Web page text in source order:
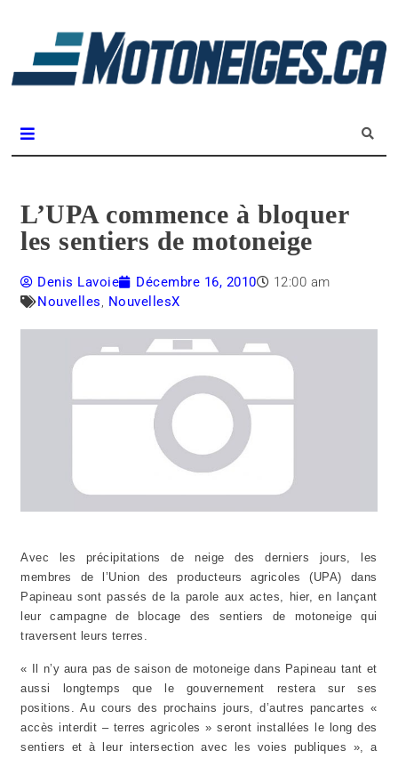
L’UPA commence à bloquer
les sentiers de motoneige
Denis Lavoie Décembre 16, 2010
12:00 am
Nouvelles, NouvellesX
Avec les précipitations de neige des derniers jours, les
membres de l’Union des producteurs agricoles (UPA) dans
Papineau sont passés de la parole aux actes, hier, en lançant
leur campagne de blocage des sentiers de motoneige qui
traversent leurs terres.
« Il n’y aura pas de saison de motoneige dans Papineau tant et
aussi longtemps que le gouvernement restera sur ses
positions. Au cours des prochains jours, d’autres pancartes «
accès interdit – terres agricoles » seront installées le long des
sentiers et à leur intersection avec les voies publiques », a